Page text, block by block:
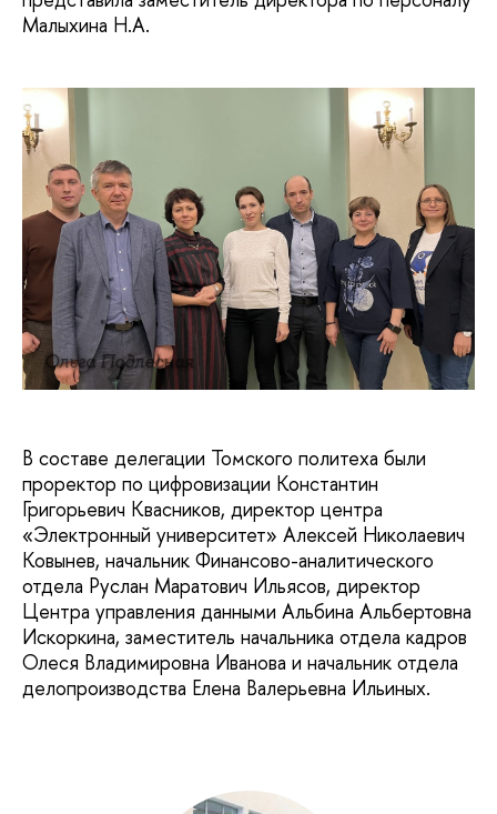
Малыхина Н.А.
Ольга Подлесная
В составе делегации Томского политеха были
проректор по цифровизации Константин
Григорьевич Квасников, директор центра
«Электронный университет» Алексей Николаевич
Ковынев, начальник Финансово-аналитического
отдела Руслан Маратович Ильясов, директор
Центра управления данными Альбина Альбертовна
Искоркина, заместитель начальника отдела кадров
Олеся Владимировна Иванова и начальник отдела
делопроизводства Елена Валерьевна Ильиных.